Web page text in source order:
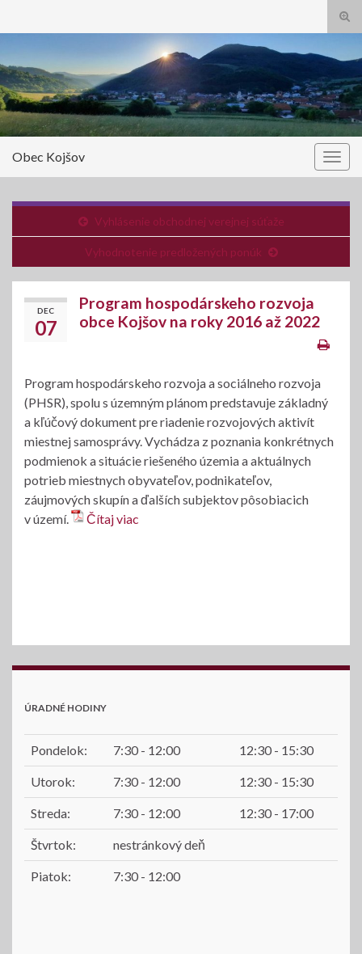
Obec Kojšov
Vyhlásenie obchodnej verejnej súťaže
Vyhodnotenie predložených ponúk
DEC
07
Program hospodárskeho rozvoja
obce Kojšov na roky 2016 až 2022
Program hospodárskeho rozvoja a sociálneho rozvoja
(PHSR), spolu s územným plánom predstavuje základný
a kľúčový dokument pre riadenie rozvojových aktivít
miestnej samosprávy. Vychádza z poznania konkrétnych
podmienok a situácie riešeného územia a aktuálnych
potrieb miestnych obyvateľov, podnikateľov,
záujmových skupín a ďalších subjektov pôsobiacich
v území.
Čítaj viac
ÚRADNÉ HODINY
Pondelok: 7:30 - 12:00 12:30 - 15:30
Utorok: 7:30 - 12:00 12:30 - 15:30
Streda: 7:30 - 12:00 12:30 - 17:00
Štvrtok: nestránkový deň
Piatok: 7:30 - 12:00